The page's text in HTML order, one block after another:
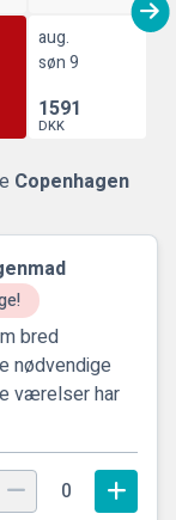
aug.
søn 9
1591
DKK
Copenhagen
bred
nødvendige
værelser har
0